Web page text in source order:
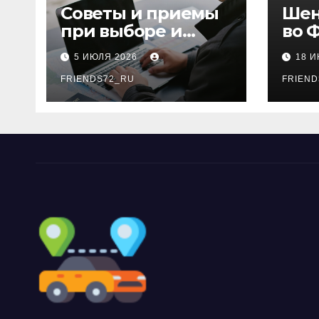
Советы и приемы
при выборе и
бронировании
авиабилетов
5 ИЮЛЯ 2026
FRIENDS72_RU
во
18